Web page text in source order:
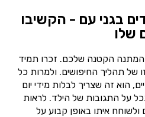
בגני עם - הקשיבו
שלו
המתנה הקטנה שלכם. זכרו תמיד
של תהליך החיפושים. ולמרות כל
הוא זה שצריך לבלות מידי יום
על התגובות של הילד. לראות
ולשוחח איתו באופן קבוע על